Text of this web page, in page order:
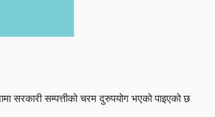
सरकारी सम्पत्तीको चरम दुरुपयोग भएको पाइएको छ